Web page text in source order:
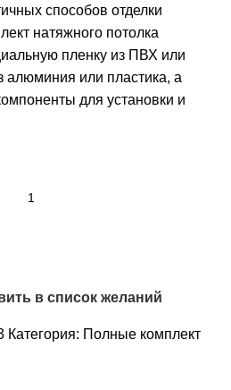
способов отделки
натяжного потолка
пленку из ПВХ или
алюминия или пластика, а
для установки и
в список желаний
Категория: Полные комплект